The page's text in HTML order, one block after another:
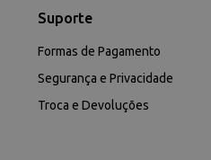
Suporte
Formas de Pagamento
Segurança e Privacidade
Troca e Devoluções